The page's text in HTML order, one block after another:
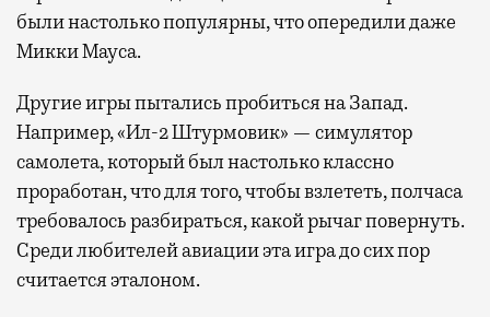
были настолько популярны, что опередили даже
Микки Мауса.
Другие игры пытались пробиться на Запад.
Например, «Ил-2 Штурмовик» — симулятор
самолета, который был настолько классно
проработан, что для того, чтобы взлететь, полчаса
требовалось разбираться, какой рычаг повернуть.
Среди любителей авиации эта игра до сих пор
считается эталоном.